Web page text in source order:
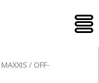
MAXXIS / OFF-